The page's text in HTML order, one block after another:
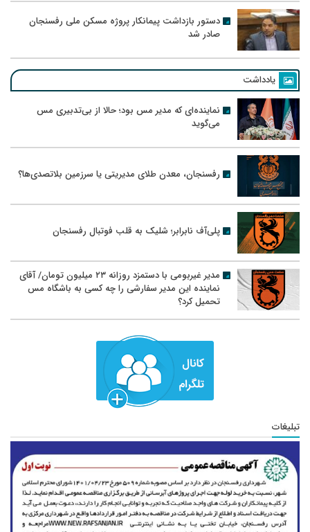
دستور بازداشت پیمانکار پروژه مسکن ملی رفسنجان
صادر شد
یادداشت
نماینده‌ای که مدیر مس بود؛ حالا از بی‌تدبیری مس
می‌گوید
رفسنجان، معدن طلای مدیریتی یا سرزمین بلاتصدی‌ها؟
پلی‌آف نابرابر؛ شلیک به قلب فوتبال رفسنجان
مدیر غیربومی با دستمزد روزانه ۲۳ میلیون تومان/ آقای
نماینده این مدیر سفارشی را چه کسی به باشگاه مس
تحمیل کرد؟
تبلیغات